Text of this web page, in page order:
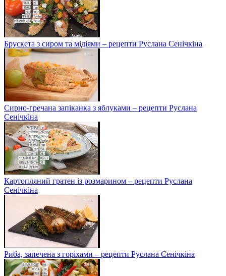
Брускета з сиром та мідіями – рецепти Руслана Сенічкіна
Сирно-гречана запіканка з яблуками – рецепти Руслана
Сенічкіна
Картопляний гратен із розмарином – рецепти Руслана
Сенічкіна
Риба, запечена з горіхами – рецепти Руслана Сенічкіна